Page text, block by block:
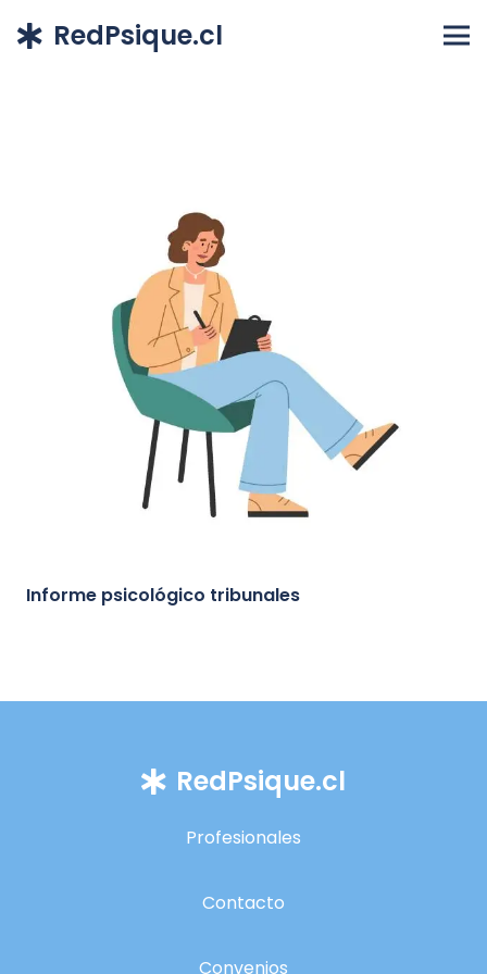
RedPsique.cl
Informe psicológico tribunales
RedPsique.cl
Profesionales
Contacto
Convenios